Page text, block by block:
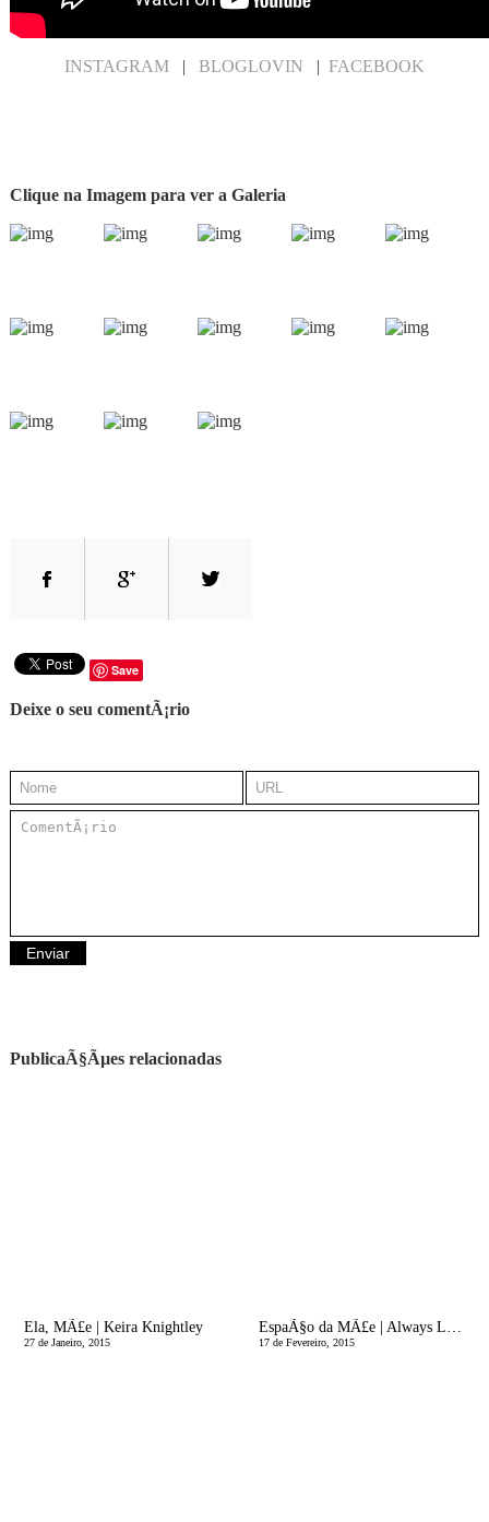
INSTAGRAM| BLOGLOVIN | FACEBOOK
Clique na Imagem para ver a Galeria
Save
Deixe o seu comentÃ¡rio
PublicaÃ§Ãµes relacionadas
Ela, MÃ£e | Keira Knightley
27 de Janeiro, 2015
EspaÃ§o da MÃ£e | Always Look at the Bright Side of Life
17 de Fevereiro, 2015